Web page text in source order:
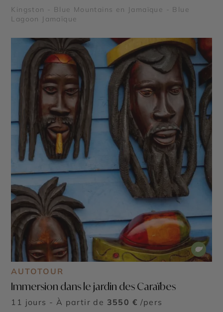
Kingston - Blue Mountains en Jamaïque - Blue
Lagoon Jamaïque
AUTOTOUR
Immersion dans le jardin des Caraïbes
11 jours - À partir de 3550 € /pers